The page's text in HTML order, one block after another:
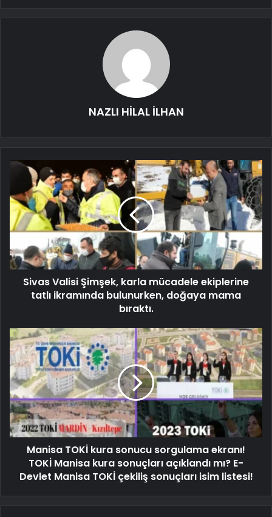
NAZLI HİLAL İLHAN
Sivas Valisi Şimşek, karla mücadele ekiplerine
tatlı ikramında bulunurken, doğaya mama
bıraktı.
Manisa TOKİ kura sonucu sorgulama ekranı!
TOKİ Manisa kura sonuçları açıklandı mı? E-
Devlet Manisa TOKİ çekiliş sonuçları isim listesi!